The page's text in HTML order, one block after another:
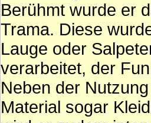
Berühmt wurde er
Trama. Diese
Lauge oder
verarbeitet, der
Neben der
Material sogar